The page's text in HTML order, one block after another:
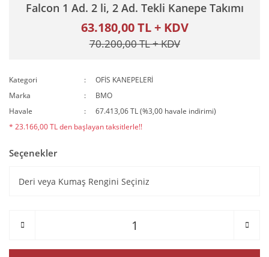
Falcon 1 Ad. 2 li, 2 Ad. Tekli Kanepe Takımı
63.180,00 TL + KDV
70.200,00 TL + KDV
Kategori
OFİS KANEPELERİ
Marka
BMO
Havale
67.413,06 TL (%3,00 havale indirimi)
* 23.166,00 TL den başlayan taksitlerle!!
Seçenekler